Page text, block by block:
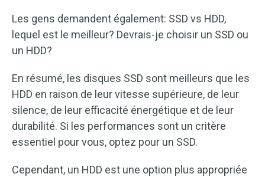
Les gens demandent également: SSD vs HDD,
lequel est le meilleur? Devrais-je choisir un SSD ou
un HDD?
En résumé, les disques SSD sont meilleurs que les
HDD en raison de leur vitesse supérieure, de leur
silence, de leur efficacité énergétique et de leur
durabilité. Si les performances sont un critère
essentiel pour vous, optez pour un SSD.
Cependant, un HDD est une option plus appropriée